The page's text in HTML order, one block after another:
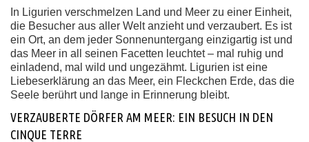
In Ligurien verschmelzen Land und Meer zu einer Einheit,
die Besucher aus aller Welt anzieht und verzaubert. Es ist
ein Ort, an dem jeder Sonnenuntergang einzigartig ist und
das Meer in all seinen Facetten leuchtet – mal ruhig und
einladend, mal wild und ungezähmt. Ligurien ist eine
Liebeserklärung an das Meer, ein Fleckchen Erde, das die
Seele berührt und lange in Erinnerung bleibt.
VERZAUBERTE DÖRFER AM MEER: EIN BESUCH IN DEN
CINQUE TERRE